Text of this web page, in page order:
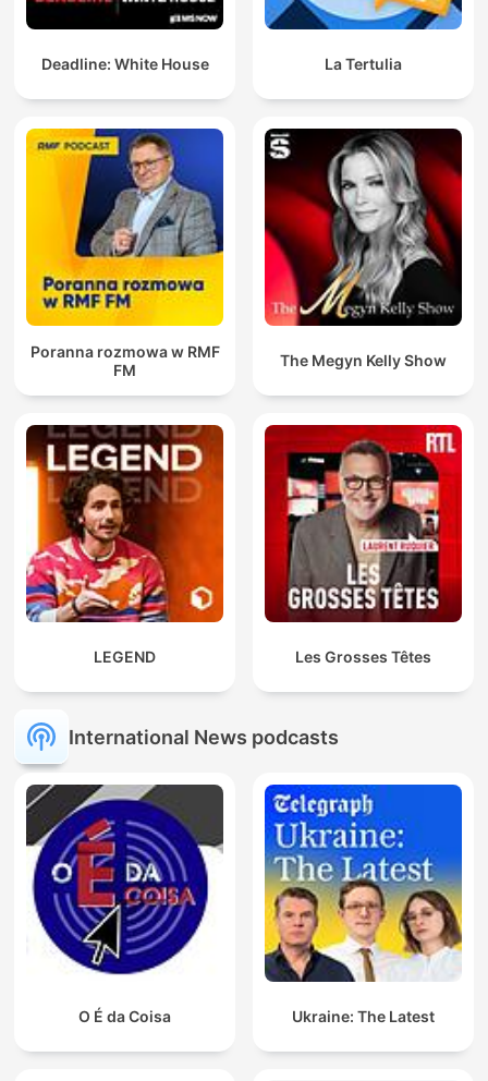
Deadline: White House La Tertulia
Poranna rozmowa w RMF
FM
The Megyn Kelly Show
LEGEND Les Grosses Têtes
International News podcasts
O É da Coisa Ukraine: The Latest